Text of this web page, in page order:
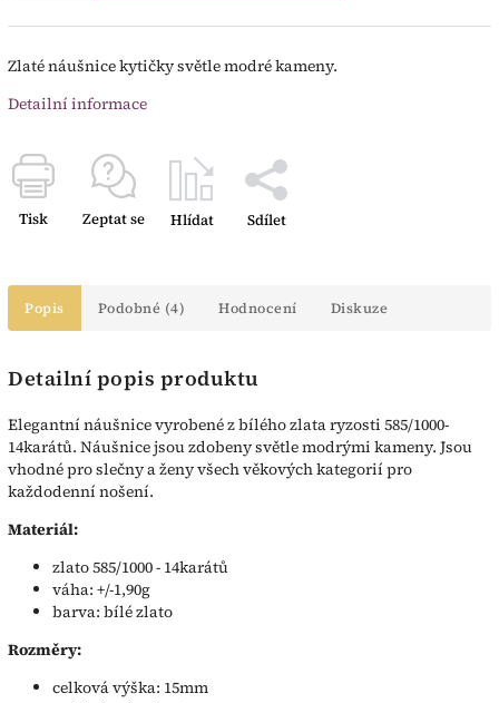
Zlaté náušnice kytičky světle modré kameny.
Detailní informace
Tisk Zeptat se Hlídat Sdílet
Popis Podobné (4) Hodnocení Diskuze
Detailní popis produktu
Elegantní náušnice vyrobené z bílého zlata ryzosti 585/1000-
14karátů. Náušnice jsou zdobeny světle modrými kameny. Jsou
vhodné pro slečny a ženy všech věkových kategorií pro
každodenní nošení.
Materiál:
zlato 585/1000 - 14karátů
váha: +/-1,90g
barva: bílé zlato
Rozměry:
celková výška: 15mm